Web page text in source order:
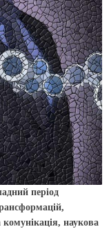
період
наукова